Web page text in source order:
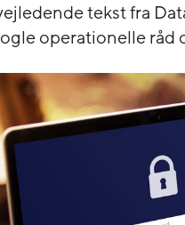
tekst fra
operationelle råd